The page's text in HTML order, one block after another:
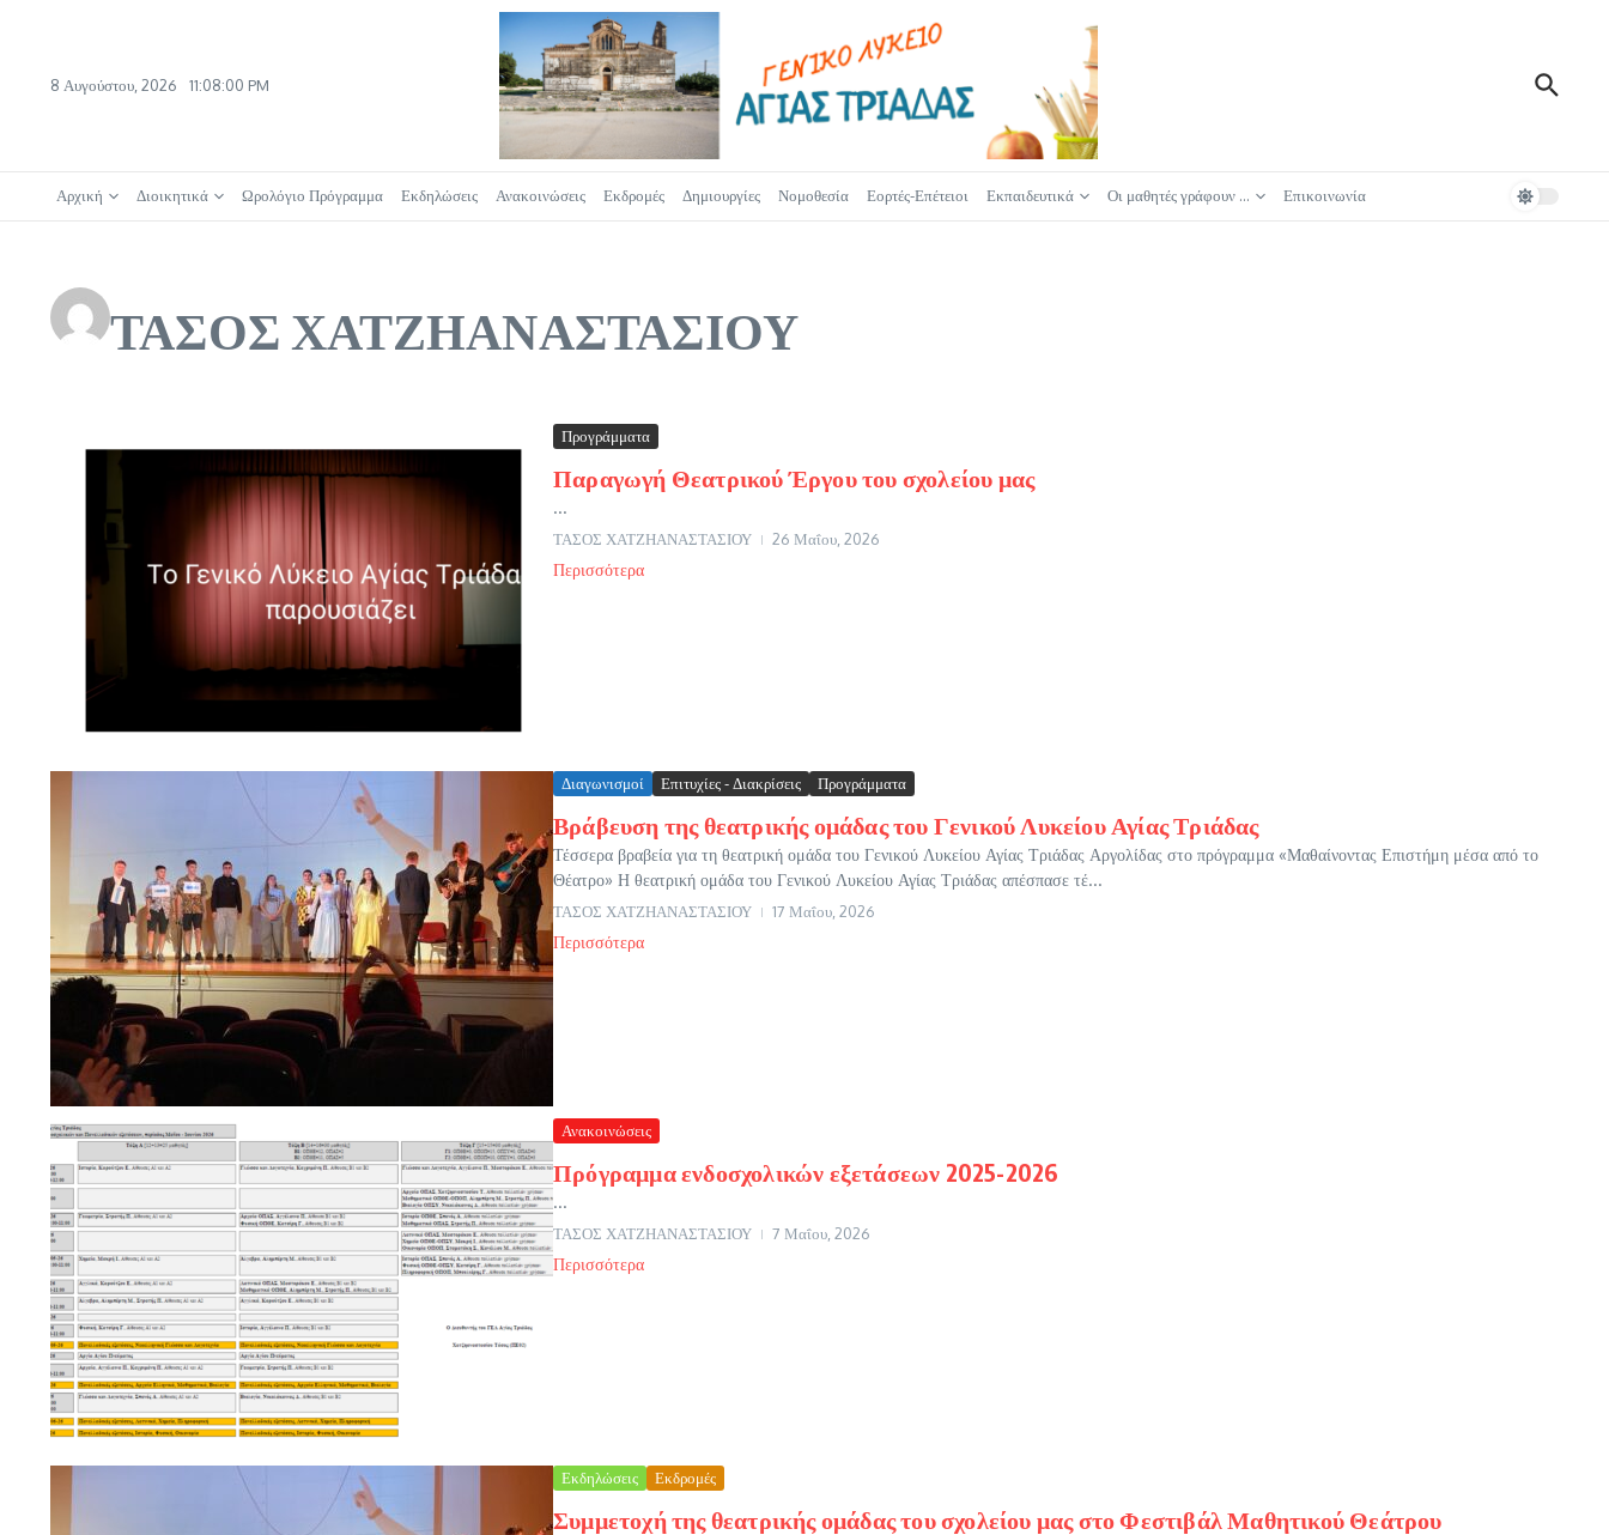
8 Αυγούστου, 2026 11:08:01 PM
Αρχική Διοικητικά Ωρολόγιο Πρόγραμμα Εκδηλώσεις Ανακοινώσεις Εκδρομές Δημιουργίες Νομοθεσία Εορτές-Επέτειοι Εκπαιδευτικά Οι μαθητές γράφουν … Επικοινωνία
ΤΑΣΟΣ ΧΑΤΖΗΑΝΑΣΤΑΣΙΟΥ
Προγράμματα
Παραγωγή Θεατρικού Έργου του σχολείου μας
...
ΤΑΣΟΣ ΧΑΤΖΗΑΝΑΣΤΑΣΙΟΥ 26 Μαΐου, 2026
Περισσότερα
Διαγωνισμοί Επιτυχίες - Διακρίσεις Προγράμματα
Βράβευση της θεατρικής ομάδας του Γενικού Λυκείου Αγίας Τριάδας
Τέσσερα βραβεία για τη θεατρική ομάδα του Γενικού Λυκείου Αγίας Τριάδας Αργολίδας στο πρόγραμμα «Μαθαίνοντας Επιστήμη μέσα από το
Θέατρο» Η θεατρική ομάδα του Γενικού Λυκείου Αγίας Τριάδας απέσπασε τέ...
ΤΑΣΟΣ ΧΑΤΖΗΑΝΑΣΤΑΣΙΟΥ 17 Μαΐου, 2026
Περισσότερα
Ανακοινώσεις
Πρόγραμμα ενδοσχολικών εξετάσεων 2025-2026
...
ΤΑΣΟΣ ΧΑΤΖΗΑΝΑΣΤΑΣΙΟΥ 7 Μαΐου, 2026
Περισσότερα
Εκδηλώσεις Εκδρομές
Συμμετοχή της θεατρικής ομάδας του σχολείου μας στο Φεστιβάλ Μαθητικού Θεάτρου